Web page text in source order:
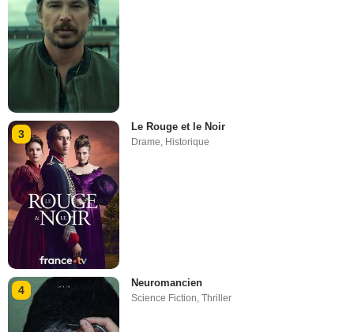
3
Le Rouge et le Noir
Drame, Historique
4
Neuromancien
Science Fiction,Thriller